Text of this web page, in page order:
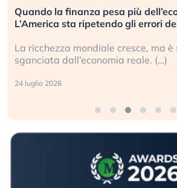
Quando la finanza pesa più
L’America sta ripetendo gli errori
La ricchezza mondiale cresce, ma è
sganciata dall’economia reale. (…)
24 luglio 2026